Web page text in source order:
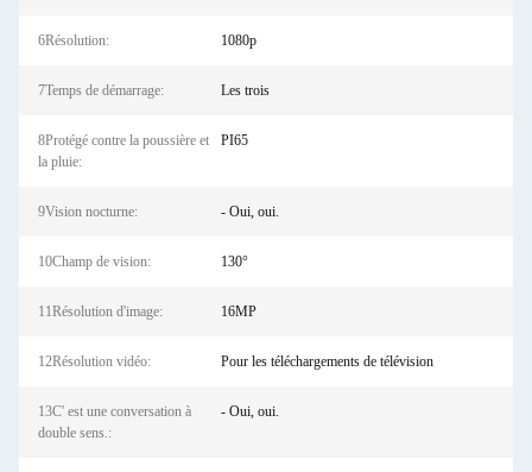
6Résolution: 1080p
7Temps de démarrage: Les trois
8Protégé contre la poussière et
la pluie:
PI65
9Vision nocturne: - Oui, oui.
10Champ de vision: 130°
11Résolution d'image: 16MP
12Résolution vidéo: Pour les téléchargements de télévision
13C' est une conversation à
double sens.:
- Oui, oui.